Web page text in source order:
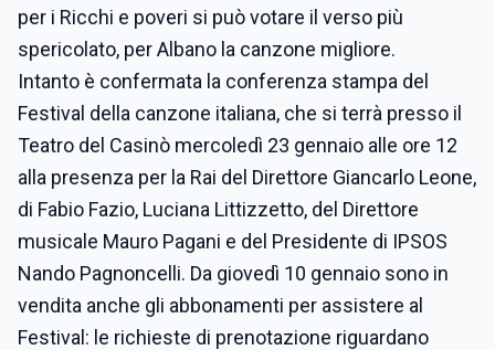
per i Ricchi e poveri si può votare il verso più
spericolato, per Albano la canzone migliore.
Intanto è confermata la conferenza stampa del
Festival della canzone italiana, che si terrà presso il
Teatro del Casinò mercoledì 23 gennaio alle ore 12
alla presenza per la Rai del Direttore Giancarlo Leone,
di Fabio Fazio, Luciana Littizzetto, del Direttore
musicale Mauro Pagani e del Presidente di IPSOS
Nando Pagnoncelli. Da giovedì 10 gennaio sono in
vendita anche gli abbonamenti per assistere al
Festival: le richieste di prenotazione riguardano